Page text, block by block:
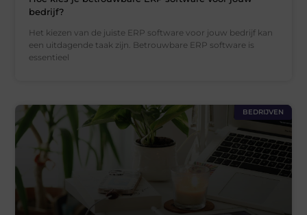
bedrijf?
Het kiezen van de juiste ERP software voor jouw bedrijf kan
een uitdagende taak zijn. Betrouwbare ERP software is
essentieel
BEDRIJVEN